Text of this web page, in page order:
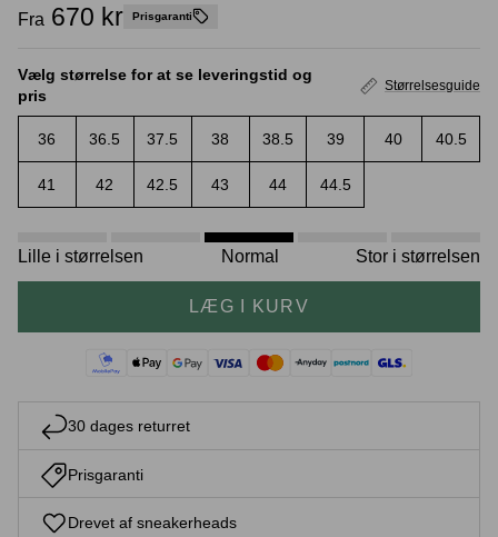
Andre brands
Skotræ
Sneaker rengøring
Fra 670 kr Prisgaranti
Vælg størrelse for at se leveringstid og
pris
Størrelsesguide
36 36.5 37.5 38 38.5 39 40 40.5
41 42 42.5 43 44 44.5
Lille i størrelsen Normal Stor i størrelsen
LÆG I KURV
30 dages returret
Prisgaranti
Drevet af sneakerheads